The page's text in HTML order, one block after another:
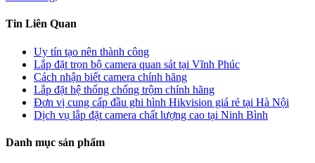
Tin Liên Quan
Uy tín tạo nên thành công
Lắp đặt trọn bộ camera quan sát tại Vĩnh Phúc
Cách nhận biết camera chính hãng
Lắp đặt hệ thống chống trộm chính hãng
Đơn vị cung cấp đầu ghi hình Hikvision giá rẻ tại Hà Nội
Dịch vụ lắp đặt camera chất lượng cao tại Ninh Bình
Danh mục sản phẩm